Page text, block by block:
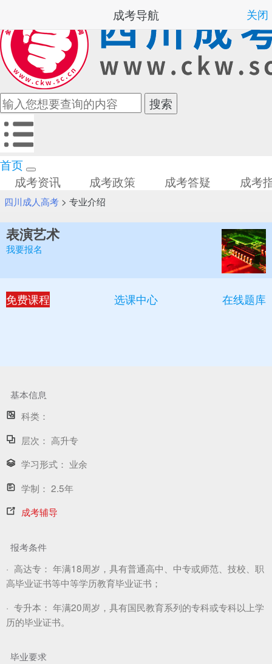
首页
成考资讯
成考政策 成考答疑 成考
四川成人高考> 专业介绍
表演艺术
我要报名
免费课程 选课中心 在线题库
基本信息
科类：
层次： 高升专
学习形式： 业余
学制： 2.5年
成考辅导
报考条件
· 高达专： 年满18周岁，具有普通高中、中专或师范、技校、职
高毕业证书等中等学历教育毕业证书；
· 专升本： 年满20周岁，具有国民教育系列的专科或专科以上学
历的毕业证书。
毕业要求
成考导航 关闭